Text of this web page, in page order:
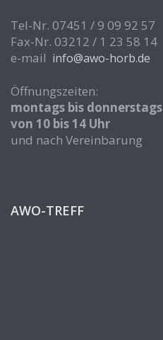
Tel-Nr. 07451 / 9 09 92 57
Fax-Nr. 03212 / 1 23 58 14
e-mail info@awo-horb.de
Öffnungszeiten:
montags bis donnerstags
von 10 bis 14 Uhr
und nach Vereinbarung
AWO-TREFF